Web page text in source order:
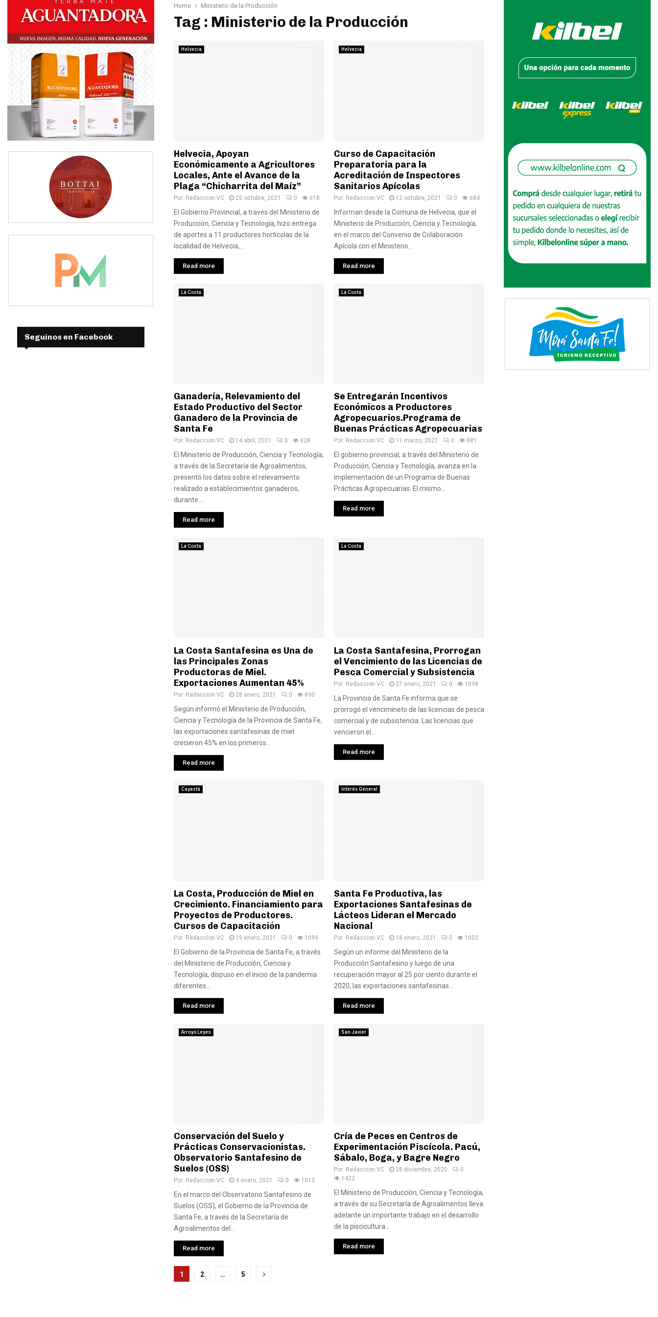
Home Ministerio de la Producción
Tag : Ministerio de la Producción
Helvecia
Helvecia, Apoyan
Económicamente a Agricultores
Locales, Ante el Avance de la
Plaga “Chicharrita del Maíz”
Por: Redaccion VC 25 octubre, 2021 0 618
El Gobierno Provincial, a través del Ministerio de
Producción, Ciencia y Tecnología, hizo entrega
de aportes a 11 productores hortícolas de la
localidad de Helvecia,...
Read more
Helvecia
Curso de Capacitación
Preparatoria para la
Acreditación de Inspectores
Sanitarios Apícolas
Por: Redaccion VC 12 octubre, 2021 0 684
Informan desde la Comuna de Helvecia, que el
Ministerio de Producción, Ciencia y Tecnología,
en el marco del Convenio de Colaboración
Apícola con el Ministerio...
Read more
La Costa
Ganadería, Relevamiento del
Estado Productivo del Sector
Ganadero de la Provincia de
Santa Fe
Por: Redaccion VC 14 abril, 2021 0 828
El Ministerio de Producción, Ciencia y Tecnología,
a través de la Secretaría de Agroalimentos,
presentó los datos sobre el relevamiento
realizado a establecimientos ganaderos,
durante...
Read more
La Costa
Se Entregarán Incentivos
Económicos a Productores
Agropecuarios.Programa de
Buenas Prácticas Agropecuarias
Por: Redaccion VC 11 marzo, 2021 0 881
El gobierno provincial, a través del Ministerio de
Producción, Ciencia y Tecnología, avanza en la
implementación de un Programa de Buenas
Prácticas Agropecuarias. El mismo...
Read more
La Costa
La Costa Santafesina es Una de
las Principales Zonas
Productoras de Miel.
Exportaciones Aumentan 45%
Por: Redaccion VC 28 enero, 2021 0 890
Según informó el Ministerio de Producción,
Ciencia y Tecnología de la Provincia de Santa Fe,
las exportaciones santafesinas de miel
crecieron 45% en los primeros...
Read more
La Costa
La Costa Santafesina, Prorrogan
el Vencimiento de las Licencias de
Pesca Comercial y Subsistencia
Por: Redaccion VC 27 enero, 2021 0 1098
La Provincia de Santa Fe informa que se
prorrogó el vencimineto de las licencias de pesca
comercial y de subsistencia. Las licencias que
vencieron el...
Read more
Cayastá
La Costa, Producción de Miel en
Crecimiento. Financiamiento para
Proyectos de Productores.
Cursos de Capacitación
Por: Redaccion VC 19 enero, 2021 0 1099
El Gobierno de la Provincia de Santa Fe, a través
del Ministerio de Producción, Ciencia y
Tecnología, dispuso en el inicio de la pandemia
diferentes...
Read more
Interés General
Santa Fe Productiva, las
Exportaciones Santafesinas de
Lácteos Lideran el Mercado
Nacional
Por: Redaccion VC 18 enero, 2021 0 1002
Según un informe del Ministerio de la
Producción Santafesino y luego de una
recuperación mayor al 25 por ciento durante el
2020, las exportaciones santafesinas...
Read more
Arroyo Leyes
Conservación del Suelo y
Prácticas Conservacionistas.
Observatorio Santafesino de
Suelos (OSS)
Por: Redaccion VC 4 enero, 2021 0 1013
En el marco del Observatorio Santafesino de
Suelos (OSS), el Gobierno de la Provincia de
Santa Fe, a través de la Secretaría de
Agroalimentos del...
Read more
San Javier
Cría de Peces en Centros de
Experimentación Piscícola. Pacú,
Sábalo, Boga, y Bagre Negro
Por: Redaccion VC 28 diciembre, 2020
0
1422
El Ministerio de Producción, Ciencia y Tecnología,
a través de su Secretaría de Agroalimentos lleva
adelante un importante trabajo en el desarrollo
de la piscicultura...
Read more
Paginación
1 2 … 5
Seguinos en Facebook